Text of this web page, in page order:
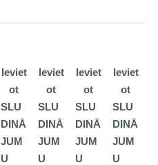
Ieviet
ot
SLU
DINĀ
JUM
U
Ieviet
ot
SLU
DINĀ
JUM
U
Ieviet
ot
SLU
DINĀ
JUM
U
Ieviet
ot
SLU
DINĀ
JUM
U